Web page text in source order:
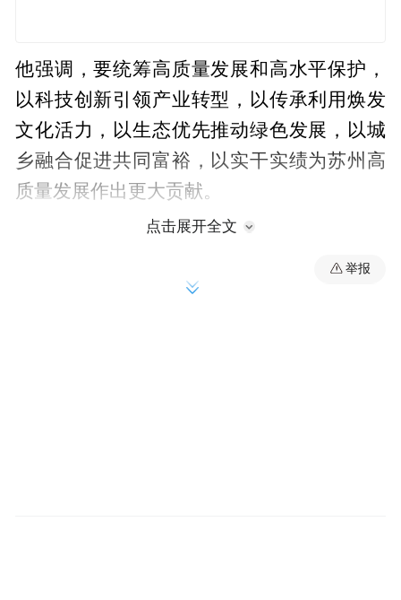
他强调，要统筹高质量发展和高水平保护，
以科技创新引领产业转型，以传承利用焕发
文化活力，以生态优先推动绿色发展，以城
乡融合促进共同富裕，以实干实绩为苏州高
质量发展作出更大贡献。
点击展开全文
举报